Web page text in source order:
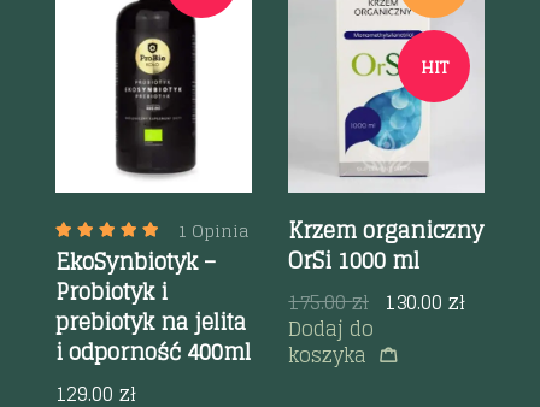
Szybki podgląd
1 Opinia
EkoSynbiotyk –
Probiotyk i
prebiotyk na jelita
i odporność 400ml
129.00zł
HIT
Szybki podgląd
Krzem organiczny
OrSi 1000 ml
175.00zł 130.00zł
Dodaj do
koszyka